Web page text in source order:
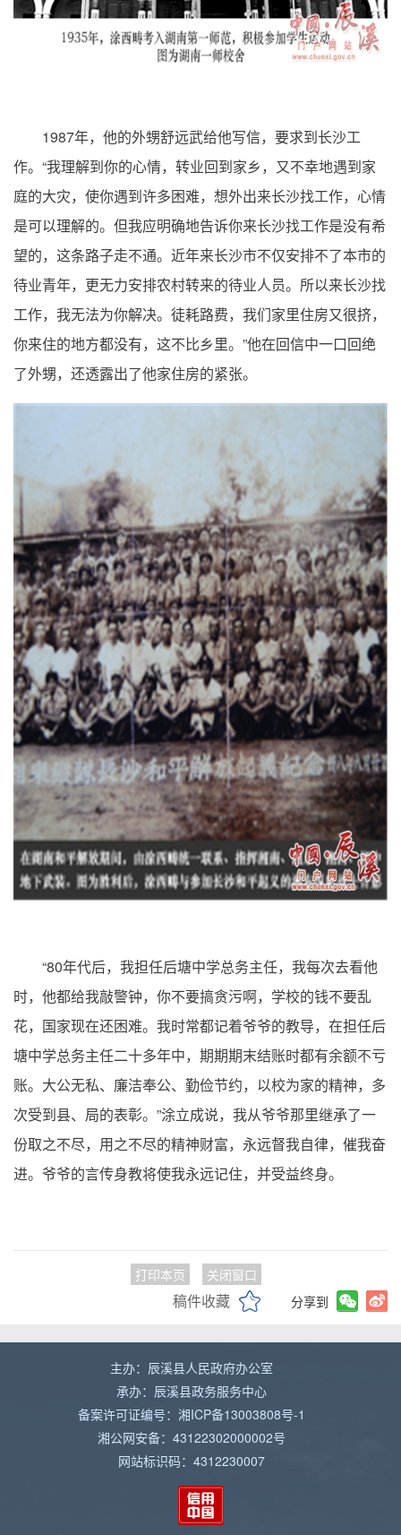
1987年，他的外甥舒远武给他写信，要求到长沙工
作。 “我理解到你的心情，转业回到家乡，又不幸地遇到家
庭的大灾，使你遇到许多困难，想外出来长沙找工作，心情
是可以理解的。但我应明确地告诉你来长沙找工作是没有希
望的，这条路子走不通。近年来长沙市不仅安排不了本市的
待业青年，更无力安排农村转来的待业人员。所以来长沙找
工作，我无法为你解决。徒耗路费，我们家里住房又很挤，
你来住的地方都没有，这不比乡里。 ”他在回信中一口回绝
了外甥，还透露出了他家住房的紧张。
“80年代后，我担任后塘中学总务主任，我每次去看他
时，他都给我敲警钟，你不要搞贪污啊，学校的钱不要乱
花，国家现在还困难。我时常都记着爷爷的教导，在担任后
塘中学总务主任二十多年中，期期期末结账时都有余额不亏
账。大公无私、廉洁奉公、勤俭节约，以校为家的精神，多
次受到县、局的表彰。 ”涂立成说，我从爷爷那里继承了一
份取之不尽，用之不尽的精神财富，永远督我自律，催我奋
进。爷爷的言传身教将使我永远记住，并受益终身。
打印本页 关闭窗口
稿件收藏 分享到
主办：辰溪县人民政府办公室
承办：辰溪县政务服务中心
备案许可证编号：湘ICP备13003808号-1
湘公网安备：43122302000002号
网站标识码：4312230007